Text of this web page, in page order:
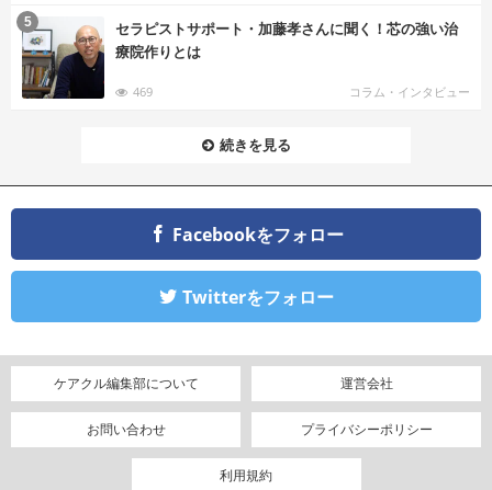
セラピストサポート・加藤孝さんに聞く！芯の強い治
療院作りとは
469 コラム・インタビュー
5
続きを見る
Facebookをフォロー
Twitterをフォロー
ケアクル編集部について 運営会社
お問い合わせ プライバシーポリシー
利用規約